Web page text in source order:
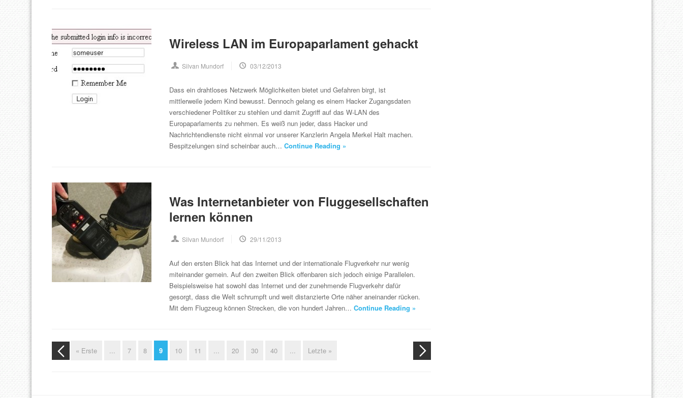
Wireless LAN im Europaparlament gehackt
Silvan Mundorf 03/12/2013
Dass ein drahtloses Netzwerk Möglichkeiten bietet und Gefahren birgt, ist
mittlerweile jedem Kind bewusst. Dennoch gelang es einem Hacker Zugangsdaten
verschiedener Politiker zu stehlen und damit Zugriff auf das W-LAN des
Europaparlaments zu nehmen. Es weiß nun jeder, dass Hacker und
Nachrichtendienste nicht einmal vor unserer Kanzlerin Angela Merkel Halt machen.
Bespitzelungen sind scheinbar auch…Continue Reading »
Was Internetanbieter von Fluggesellschaften
lernen können
Silvan Mundorf 29/11/2013
Auf den ersten Blick hat das Internet und der internationale Flugverkehr nur wenig
miteinander gemein. Auf den zweiten Blick offenbaren sich jedoch einige Parallelen.
Beispielsweise hat sowohl das Internet und der zunehmende Flugverkehr dafür
gesorgt, dass die Welt schrumpft und weit distanzierte Orte näher aneinander rücken.
Mit dem Flugzeug können Strecken, die von hundert Jahren…Continue Reading »
« Erste ... 7 8 9 10 11 ... 20 30 40 ... Letzte »